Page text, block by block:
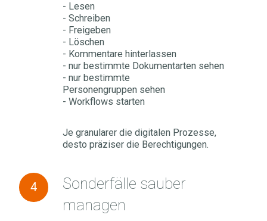
- Lesen
- Schreiben
- Freigeben
- Löschen
- Kommentare hinterlassen
- nur bestimmte Dokumentarten sehen
- nur bestimmte
Personengruppen sehen
- Workflows starten
Je granularer die digitalen Prozesse,
desto präziser die Berechtigungen.
4
Sonderfälle sauber
managen
Sonderfälle
sauber